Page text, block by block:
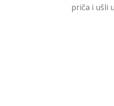
priča i ušli